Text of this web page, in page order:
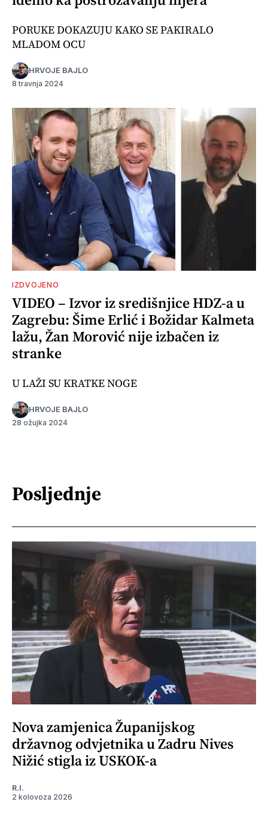
PORUKE DOKAZUJU KAKO SE PAKIRALO
MLADOM OCU
HRVOJE BAJLO
8 travnja 2024
IZDVOJENO
VIDEO – Izvor iz središnjice HDZ-a u
Zagrebu: Šime Erlić i Božidar Kalmeta
lažu, Žan Morović nije izbačen iz
stranke
U LAŽI SU KRATKE NOGE
HRVOJE BAJLO
28 ožujka 2024
Posljednje
Nova zamjenica Županijskog
državnog odvjetnika u Zadru Nives
Nižić stigla iz USKOK-a
R.I.
2 kolovoza 2026